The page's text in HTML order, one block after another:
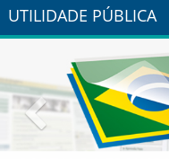
UTILIDADE PÚBLICA
Previous